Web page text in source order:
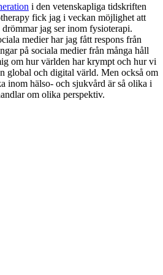
i den vetenskapliga tidskriften
fick jag i veckan möjlighet att
jag ser inom fysioterapi.
medier har jag fått respons från
på sociala medier från många håll
om hur världen har krympt och hur vi
global och digital värld. Men också om
inom hälso- och sjukvård är så olika i
om olika perspektiv.